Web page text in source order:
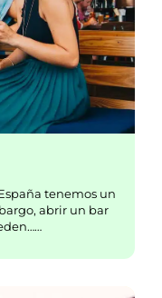
tenemos un
abrir un bar